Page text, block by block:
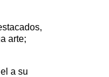
arte;
a su